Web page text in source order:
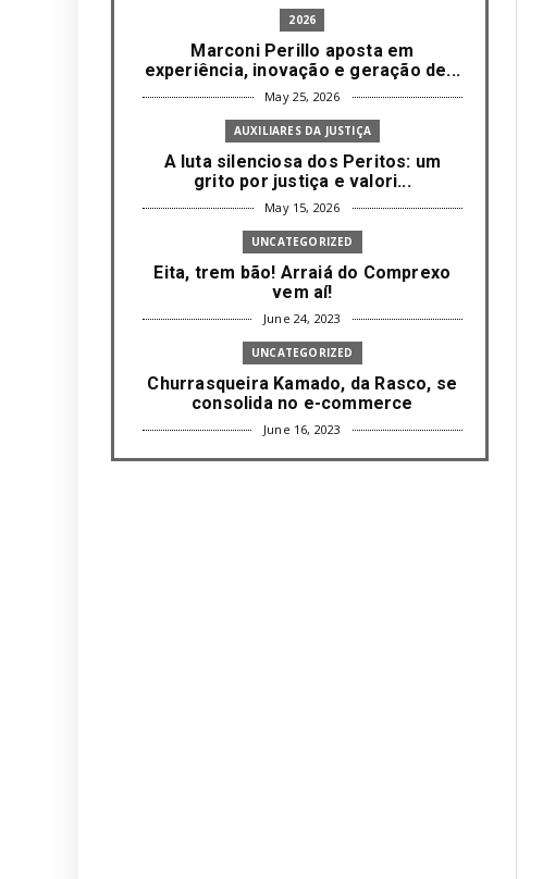
2026
Marconi Perillo aposta em
experiência, inovação e geração de...
May 25, 2026
AUXILIARES DA JUSTIÇA
A luta silenciosa dos Peritos: um
grito por justiça e valori...
May 15, 2026
UNCATEGORIZED
Eita, trem bão! Arraiá do Comprexo
vem aí!
June 24, 2023
UNCATEGORIZED
Churrasqueira Kamado, da Rasco, se
consolida no e-commerce
June 16, 2023
UNCATEGORIZED